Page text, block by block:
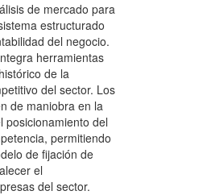
de mercado para
estructurado
del negocio.
herramientas
de la
del sector. Los
de maniobra en la
posicionamiento del
permitiendo
de fijación de
el
del sector.